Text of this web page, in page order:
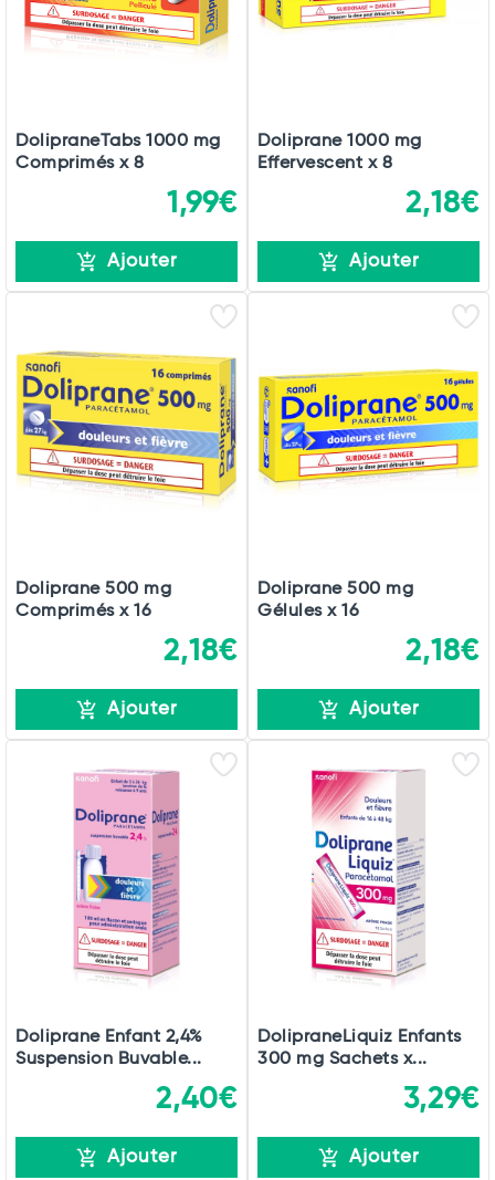
DolipraneTabs 1000 mg
Comprimés x 8
1,99€
Ajouter
Doliprane 1000 mg
Effervescent x 8
2,18€
Ajouter
Doliprane 500 mg
Comprimés x 16
2,18€
Ajouter
Doliprane 500 mg
Gélules x 16
2,18€
Ajouter
Doliprane Enfant 2,4%
Suspension Buvable...
2,40€
Ajouter
DolipraneLiquiz Enfants
300 mg Sachets x...
3,29€
Ajouter